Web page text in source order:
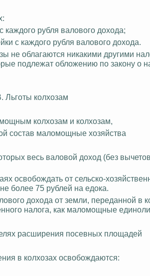
каждого рубля валового дохода;
с каждого рубля валового дохода.
не облагаются никакими другими
подлежат обложению по закону о
Льготы колхозам
колхозам и колхозам,
состав маломощные хозяйства
весь валовой доход (без
освобождать от сельско-
более 75 рублей на едока.
дохода от земли, переданной в
налога, как маломощные
расширения посевных площадей
в колхозах освобождаются: